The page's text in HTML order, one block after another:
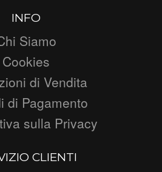
INFO
Siamo
Cookies
di Vendita
di Pagamento
sulla Privacy
CLIENTI